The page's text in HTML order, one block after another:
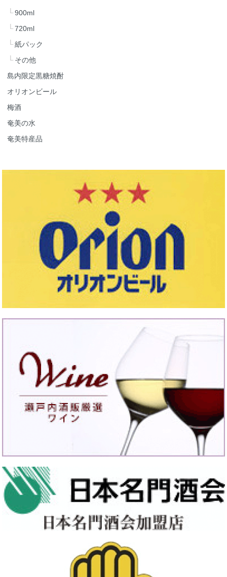
900ml
720ml
紙パック
その他
島内限定黒糖焼酎
オリオンビール
梅酒
奄美の水
奄美特産品